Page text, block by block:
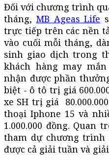
Đối với chương trình
tháng, MB Ageas Life
trực tiếp trên các nền
vào cuối mỗi tháng,
sinh giao dịch trong
khách hàng may
nhận được phần
biệt - ô tô trị giá
xe SH trị giá
thoại Iphone 15 và
1.000.000 đồng. Quan
tham dự chương trình
được cả giải tuần và